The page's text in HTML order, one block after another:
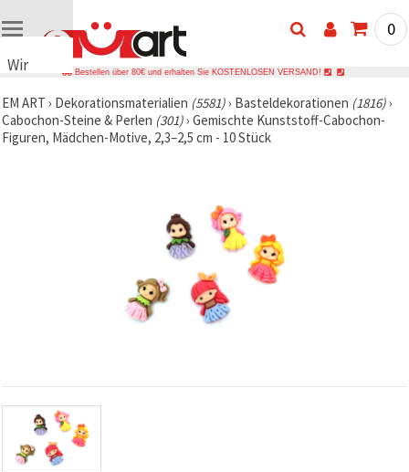
Wir
Cookies
🍪 Wir
verwenden
Datenverkehr
analysieren
sowie
relevantere
0
Bestellen über 80€ und erhalten Sie KOSTENLOSEN VERSAND!
EM ART › Dekorationsmaterialien (5581)› Basteldekorationen (1816)›
Cabochon-Steine & Perlen (301)› Gemischte Kunststoff-Cabochon-
Figuren, Mädchen-Motive, 2,3–2,5 cm - 10 Stück